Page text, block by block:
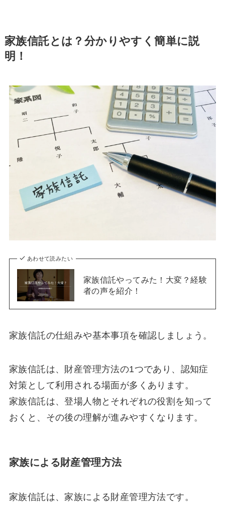
家族信託とは？分かりやすく簡単に説
明！
あわせて読みたい
家族信託やってみた！大変？経験
者の声を紹介！
家族信託の仕組みや基本事項を確認しましょう。
家族信託は、財産管理方法の1つであり、認知症
対策として利用される場面が多くあります。
家族信託は、登場人物とそれぞれの役割を知って
おくと、その後の理解が進みやすくなります。
家族による財産管理方法
家族信託は、家族による財産管理方法です。